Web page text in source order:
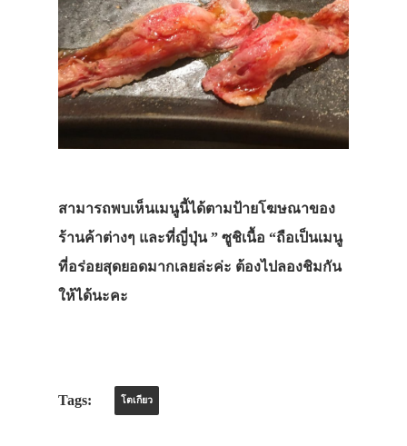
สามารถพบเห็นเมนูนี้ได้ตามป้ายโฆษณาของ
ร้านค้าต่างๆ และที่ญี่ปุ่น” ซูชิเนื้อ “ถือเป็นเมนู
ที่อร่อยสุดยอดมากเลยล่ะค่ะ ต้องไปลองชิมกัน
ให้ได้นะคะ
Tags: โตเกียว